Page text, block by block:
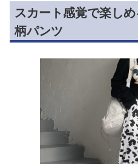
スカート感覚で楽し
柄パンツ